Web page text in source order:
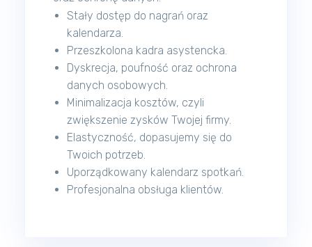
Stały dostęp do nagrań oraz
kalendarza.
Przeszkolona kadra asystencka.
Dyskrecja, poufność oraz ochrona
danych osobowych.
Minimalizacja kosztów, czyli
zwiększenie zysków Twojej firmy.
Elastyczność, dopasujemy się do
Twoich potrzeb.
Uporządkowany kalendarz spotkań.
Profesjonalna obsługa klientów.